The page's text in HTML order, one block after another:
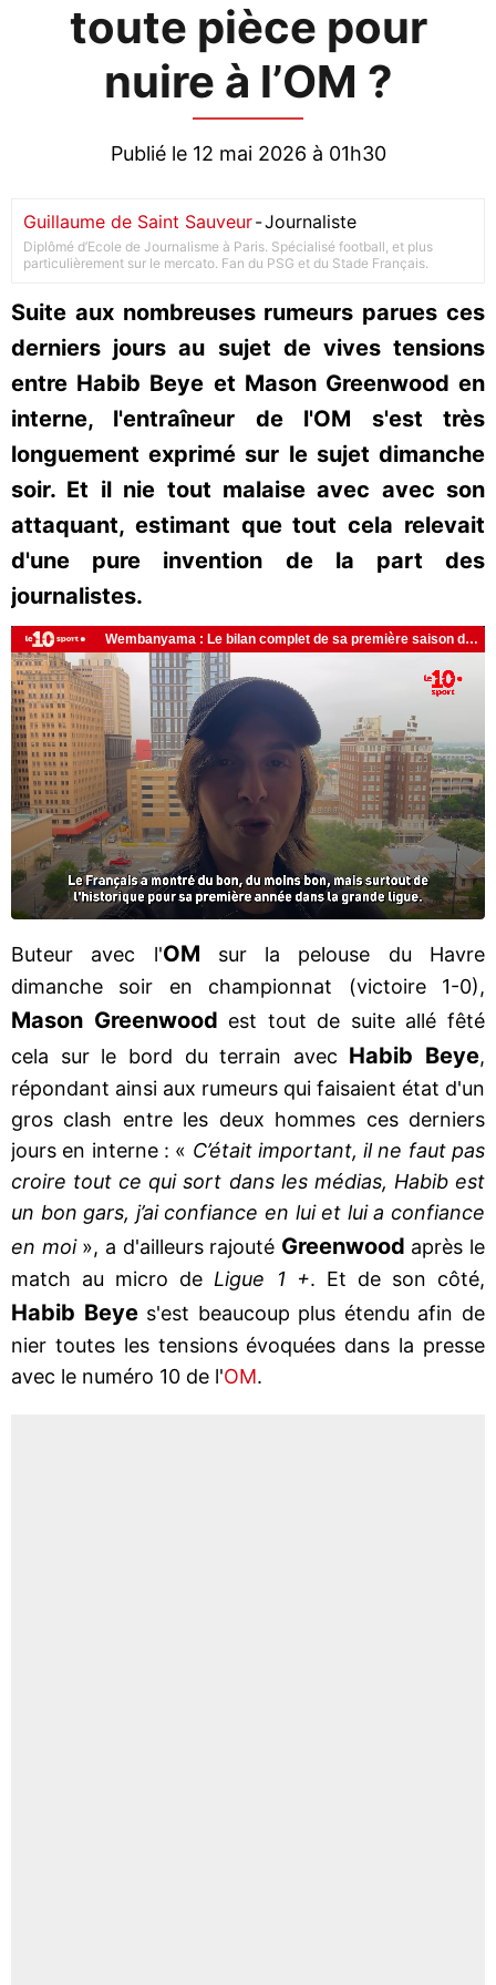
toute pièce pour
nuire à l’OM ?
Publié le 12 mai 2026 à 01h30
Guillaume de Saint Sauveur-Journaliste
Diplômé d’Ecole de Journalisme à Paris. Spécialisé football, et plus
particulièrement sur le mercato. Fan du PSG et du Stade Français.
Suite aux nombreuses rumeurs parues ces
derniers jours au sujet de vives tensions
entre Habib Beye et Mason Greenwood en
interne, l'entraîneur de l'OM s'est très
longuement exprimé sur le sujet dimanche
soir. Et il nie tout malaise avec avec son
attaquant, estimant que tout cela relevait
d'une pure invention de la part des
journalistes.
Buteur avec l'OM
sur la pelouse du Havre
dimanche soir en championnat (victoire 1-0),
Mason Greenwood est tout de suite allé fêté
cela sur le bord du terrain avec Habib Beye,
répondant ainsi aux rumeurs qui faisaient état d'un
gros clash entre les deux hommes ces derniers
jours en interne : « C’était important, il ne faut pas
croire tout ce qui sort dans les médias, Habib est
un bon gars, j’ai confiance en lui et lui a confiance
en moi », a d'ailleurs rajouté Greenwood après le
match au micro de Ligue 1 +. Et de son côté,
Habib Beyes'est beaucoup plus étendu afin de
nier toutes les tensions évoquées dans la presse
avec le numéro 10 de l'OM.